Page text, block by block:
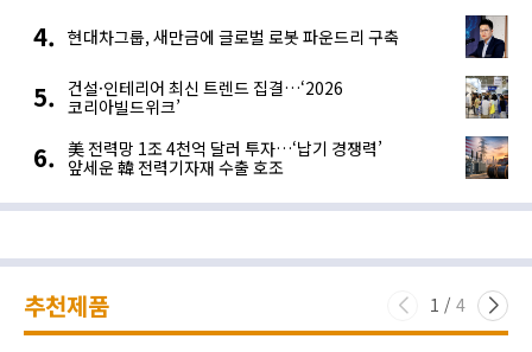
현대차그룹, 새만금에 글로벌 로봇 파운드리 구축
건설·인테리어 최신 트렌드 집결…‘2026
코리아빌드위크’
美 전력망 1조 4천억 달러 투자…‘납기 경쟁력’
앞세운 韓 전력기자재 수출 호조
추천제품 1 / 4